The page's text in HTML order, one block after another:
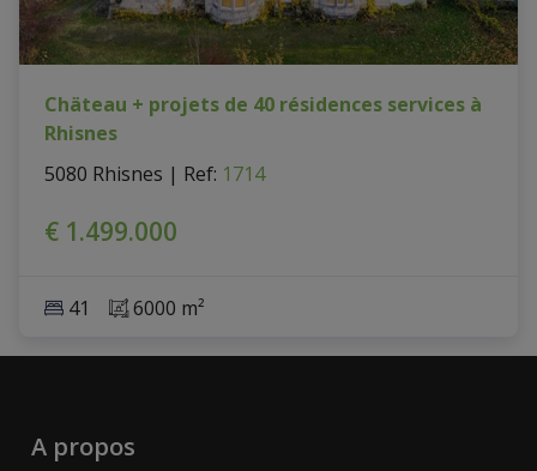
Chäteau + projets de 40 résidences services à
Rhisnes
5080 Rhisnes | Ref: 1714
€ 1.499.000
41 6000 m²
A propos